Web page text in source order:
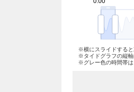
※横にスライドすると
※タイドグラフの縦軸
※グレー色の時間帯は